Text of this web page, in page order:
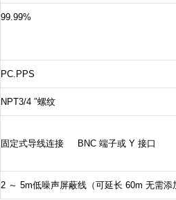
99.99%
PC.PPS
NPT3/4 ″螺纹
固定式导线连接 BNC 端子或 Y 接口
2 ～ 5m低噪声屏蔽线（可延长 60m 无需